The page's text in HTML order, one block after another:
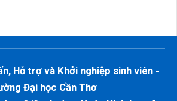
Hỗ trợ và Khởi nghiệp sinh viên -
Đại học Cần Thơ